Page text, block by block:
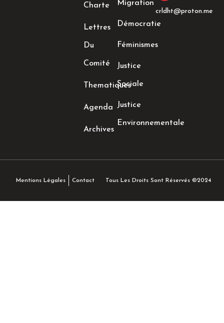
Charte
Lettres
Du
Comité
Thematiques
Agenda
Archives
Migration
Démocratie
Féminismes
Justice
Sociale
Justice
Environnementale
crldht@proton.me
Mentions Légales Contact Tous Les Droits Sont Réservés ©2024